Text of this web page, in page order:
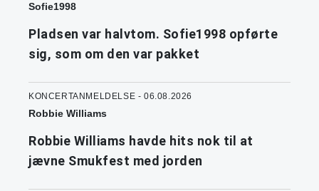
Sofie1998
Pladsen var halvtom. Sofie1998 opførte
sig, som om den var pakket
KONCERTANMELDELSE - 06.08.2026
Robbie Williams
Robbie Williams havde hits nok til at
jævne Smukfest med jorden